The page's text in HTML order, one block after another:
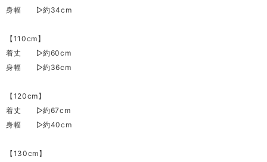
身幅 ▷約34cm
【110cm】
着丈 ▷約60cm
身幅 ▷約36cm
【120cm】
着丈 ▷約67cm
身幅 ▷約40cm
【130cm】